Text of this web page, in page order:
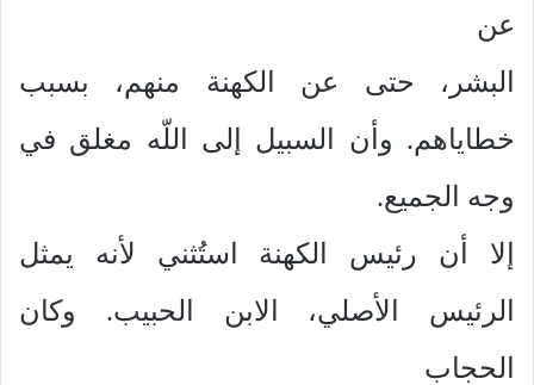
عن
البشر، حتى عن الكهنة منهم، بسبب
خطاياهم. وأن السبيل إلى اللّه مغلق في
وجه الجميع.
إلا أن رئيس الكهنة استُثني لأنه يمثل
الرئيس الأصلي، الابن الحبيب. وكان
الحجاب